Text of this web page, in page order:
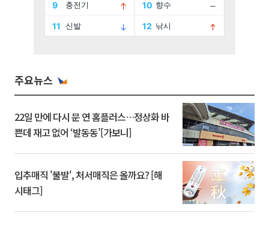
주요뉴스
22일 만에 다시 문 연 홈플러스…정상화 바
쁜데 재고 없어 ‘발동동’[가보니]
입추매직 '불발', 처서매직은 올까요? [해
시태그]